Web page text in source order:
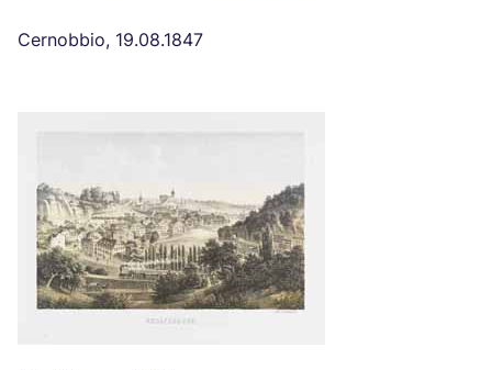
Cernobbio, 19.08.1847